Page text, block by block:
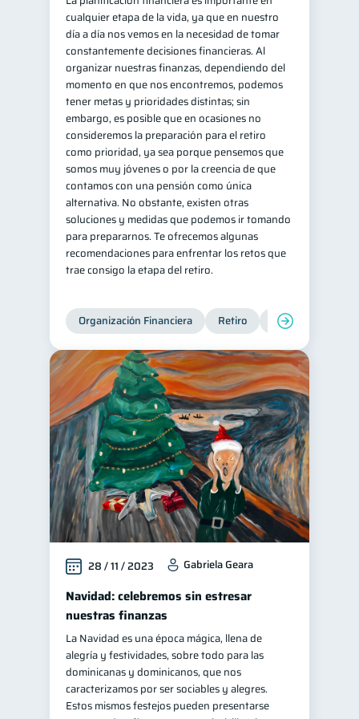
Doble sueldo 1
Gasto responsable 1
información financiera
cualquier etapa de la vida, ya que en nuestro
día a día nos vemos en la necesidad de tomar
constantemente decisiones financieras. Al
organizar nuestras finanzas, dependiendo del
momento en que nos encontremos, podemos
tener metas y prioridades distintas; sin
embargo, es posible que en ocasiones no
consideremos la preparación para el retiro
como prioridad, ya sea porque pensemos que
somos muy jóvenes o por la creencia de que
contamos con una pensión como única
alternativa. No obstante, existen otras
soluciones y medidas que podemos ir tomando
para prepararnos. Te ofrecemos algunas
recomendaciones para enfrentar los retos que
trae consigo la etapa del retiro.
Organización Financiera Retiro Cuenta
28 / 11 / 2023 Gabriela Geara
Navidad: celebremos sin estresar
nuestras finanzas
La Navidad es una época mágica, llena de
alegría y festividades, sobre todo para las
dominicanas y dominicanos, que nos
caracterizamos por ser sociables y alegres.
Estos mismos festejos pueden presentarse